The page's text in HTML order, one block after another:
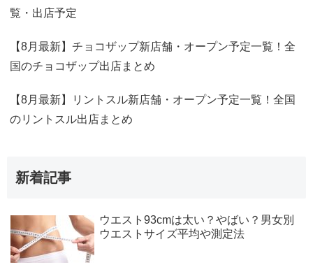
覧・出店予定
【8月最新】チョコザップ新店舗・オープン予定一覧！全
国のチョコザップ出店まとめ
【8月最新】リントスル新店舗・オープン予定一覧！全国
のリントスル出店まとめ
新着記事
ウエスト93cmは太い？やばい？男女別
ウエストサイズ平均や測定法